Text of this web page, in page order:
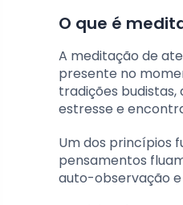
O que é
A meditação de
presente no
tradições
estresse e
Um dos princípios
pensamentos
auto-observação e